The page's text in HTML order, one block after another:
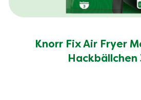
Knorr Fix Air Fryer
Hackbällchen